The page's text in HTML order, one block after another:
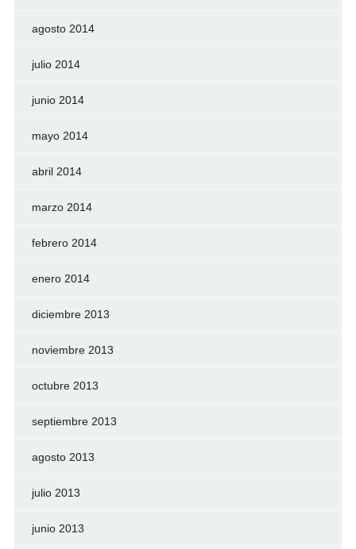
agosto 2014
julio 2014
junio 2014
mayo 2014
abril 2014
marzo 2014
febrero 2014
enero 2014
diciembre 2013
noviembre 2013
octubre 2013
septiembre 2013
agosto 2013
julio 2013
junio 2013